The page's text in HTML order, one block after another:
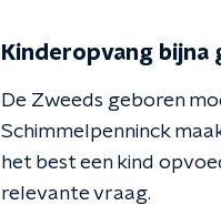
Kinderopvang bijna
De Zweeds geboren
Schimmelpenninck
het best een kind
relevante vraag.